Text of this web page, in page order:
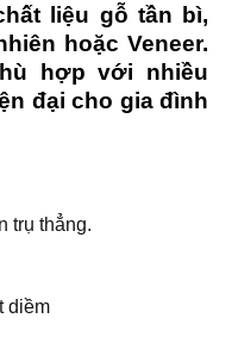
liệu gỗ tần bì,
hoặc Veneer.
hợp với nhiều
đại cho gia đình
trụ thẳng.
diềm